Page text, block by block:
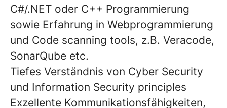
C#/.NET oder C++ Programmierung
sowie Erfahrung in Webprogrammierung
und Code scanning tools, z.B. Veracode,
SonarQube etc.
Tiefes Verständnis von Cyber Security
und Information Security principles
Exzellente Kommunikationsfähigkeiten,